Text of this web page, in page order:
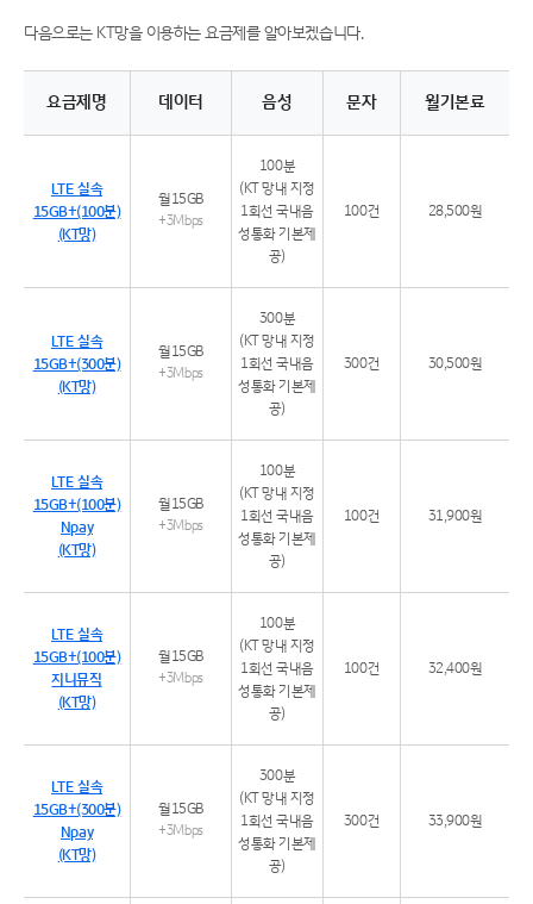
다음으로는 KT망을 이용하는 요금제를 알아보겠습니다.
요금제명 데이터 음성 문자 월기본료
LTE 실속
15GB+(100분)
(KT망)
월15GB
+3Mbps
100분
(KT 망내 지정
1회선 국내음
성통화 기본제
공)
100건 28,500원
LTE 실속
15GB+(300분)
(KT망)
월15GB
+3Mbps
300분
(KT 망내 지정
1회선 국내음
성통화 기본제
공)
300건 30,500원
LTE 실속
15GB+(100분)
Npay
(KT망)
월15GB
+3Mbps
100분
(KT 망내 지정
1회선 국내음
성통화 기본제
공)
100건 31,900원
LTE 실속
15GB+(100분)
지니뮤직
(KT망)
월15GB
+3Mbps
100분
(KT 망내 지정
1회선 국내음
성통화 기본제
공)
100건 32,400원
LTE 실속
15GB+(300분)
Npay
(KT망)
월15GB
+3Mbps
300분
(KT 망내 지정
1회선 국내음
성통화 기본제
공)
300건 33,900원